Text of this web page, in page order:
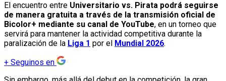
El encuentro entre Universitario vs. Pirata podrá seguirse
de manera gratuita a través de la transmisión oficial de
Bicolor+ mediante su canal de YouTube, en un torneo que
servirá para mantener la actividad competitiva durante la
paralización de la Liga 1 por el Mundial 2026.
+ Seguinos en